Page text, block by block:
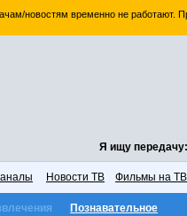
новостям временно не работают.
Я ищу передачу:
Новости ТВ Фильмы на ТВ
Познавательное